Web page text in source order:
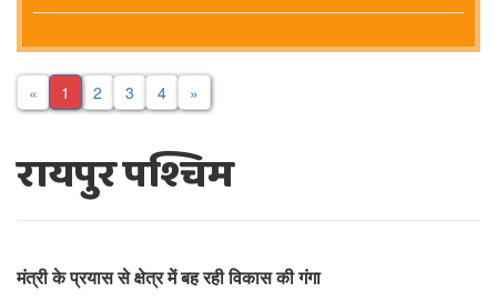
« 1 2 3 4 »
रायपुर पश्चिम
मंत्री के प्रयास से क्षेत्र में बह रही विकास की गंगा